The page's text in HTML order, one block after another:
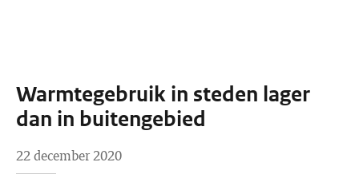
Warmtegebruik in steden lager
dan in buitengebied
22 december 2020